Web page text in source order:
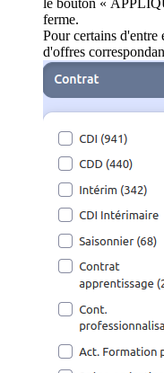
ferme.
Pour certains
d'offres